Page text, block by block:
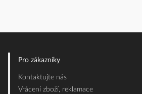
Pro zákazníky
Kontaktujte nás
Vrácení zboží, reklamace